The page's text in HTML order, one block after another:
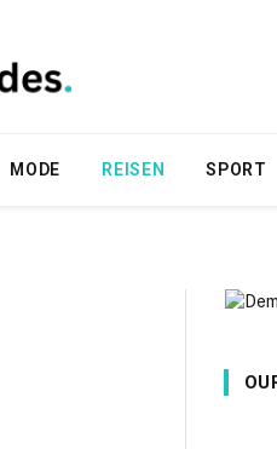
MODE REISEN SPORT